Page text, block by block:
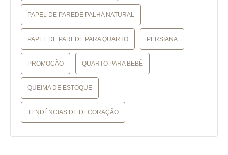
PAPEL DE PAREDE PALHA NATURAL
PAPEL DE PAREDE PARA QUARTO PERSIANA
PROMOÇÃO QUARTO PARA BEBÊ
QUEIMA DE ESTOQUE
TENDÊNCIAS DE DECORAÇÃO